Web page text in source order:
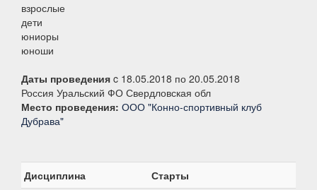
взрослые
дети
юниоры
юноши
Даты проведения c 18.05.2018 по 20.05.2018
Россия Уральский ФО Свердловская обл
Место проведения: ООО "Конно-спортивный клуб
Дубрава"
Дисциплина
Старты